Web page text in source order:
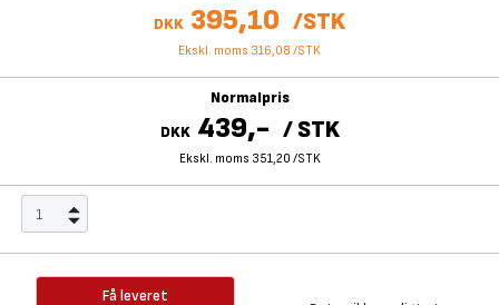
DKK 395,10 /STK
Ekskl. moms 316,08 /STK
Normalpris
DKK 439,- / STK
Ekskl. moms 351,20 /STK
Få leveret